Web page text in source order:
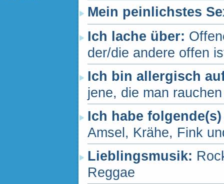
Mein peinlichstes
Ich lache über:
der/die andere offen
Ich bin allergisch
jene, die man
Ich habe
Amsel, Krähe, Fink
Lieblingsmusik:
Reggae